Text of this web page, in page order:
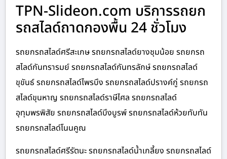
TPN-Slideon.com บริการรถยก
รถสไลด์ถาดกองพื้น 24 ชั่วโมง
รถยกรถสไลด์ศรีสะเกษ รถยกรถสไลด์ยางชุมน้อย รถยกรถ
สไลด์กันทรารมย์ รถยกรถสไลด์กันทรลักษ์ รถยกรถสไลด์
ขุขันธ์ รถยกรถสไลด์ไพรบึง รถยกรถสไลด์ปรางค์กู่ รถยกรถ
สไลด์ขุนหาญ รถยกรถสไลด์ราษีไศล รถยกรถสไลด์
อุทุมพรพิสัย รถยกรถสไลด์บึงบูรพ์ รถยกรถสไลด์ห้วยทับทัน
รถยกรถสไลด์โนนคูณ
รถยกรถสไลด์ศรีรัตนะ รถยกรถสไลด์น้ำเกลี้ยง รถยกรถสไลด์